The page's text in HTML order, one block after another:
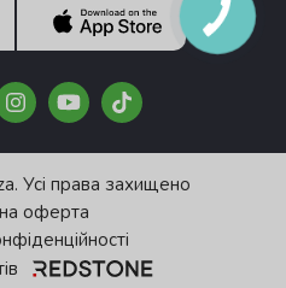
Усі права захищено
оферта